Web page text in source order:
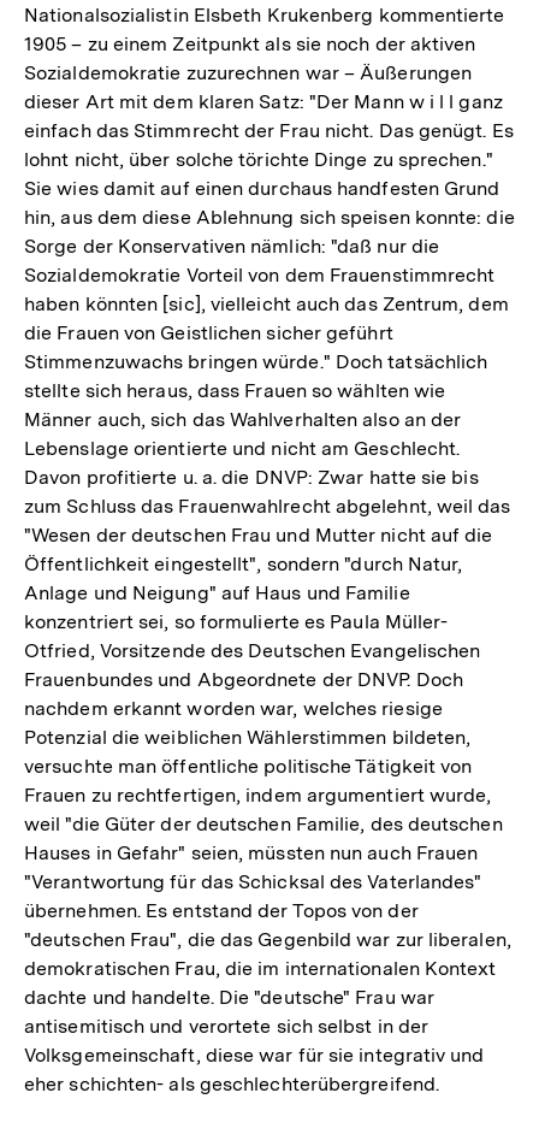
Nationalsozialistin Elsbeth Krukenberg kommentierte
1905 – zu einem Zeitpunkt als sie noch der aktiven
Sozialdemokratie zuzurechnen war – Äußerungen
dieser Art mit dem klaren Satz: "Der Mann w i l l ganz
einfach das Stimmrecht der Frau nicht. Das genügt. Es
lohnt nicht, über solche törichte Dinge zu sprechen."
Sie wies damit auf einen durchaus handfesten Grund
hin, aus dem diese Ablehnung sich speisen konnte: die
Sorge der Konservativen nämlich: "daß nur die
Sozialdemokratie Vorteil von dem Frauenstimmrecht
haben könnten [sic], vielleicht auch das Zentrum, dem
die Frauen von Geistlichen sicher geführt
Stimmenzuwachs bringen würde." Doch tatsächlich
stellte sich heraus, dass Frauen so wählten wie
Männer auch, sich das Wahlverhalten also an der
Lebenslage orientierte und nicht am Geschlecht.
Davon profitierte u. a. die DNVP: Zwar hatte sie bis
zum Schluss das Frauenwahlrecht abgelehnt, weil das
"Wesen der deutschen Frau und Mutter nicht auf die
Öffentlichkeit eingestellt", sondern "durch Natur,
Anlage und Neigung" auf Haus und Familie
konzentriert sei, so formulierte es Paula Müller-
Otfried, Vorsitzende des Deutschen Evangelischen
Frauenbundes und Abgeordnete der DNVP. Doch
nachdem erkannt worden war, welches riesige
Potenzial die weiblichen Wählerstimmen bildeten,
versuchte man öffentliche politische Tätigkeit von
Frauen zu rechtfertigen, indem argumentiert wurde,
weil "die Güter der deutschen Familie, des deutschen
Hauses in Gefahr" seien, müssten nun auch Frauen
"Verantwortung für das Schicksal des Vaterlandes"
übernehmen. Es entstand der Topos von der
"deutschen Frau", die das Gegenbild war zur liberalen,
demokratischen Frau, die im internationalen Kontext
dachte und handelte. Die "deutsche" Frau war
antisemitisch und verortete sich selbst in der
Volksgemeinschaft, diese war für sie integrativ und
eher schichten- als geschlechterübergreifend.